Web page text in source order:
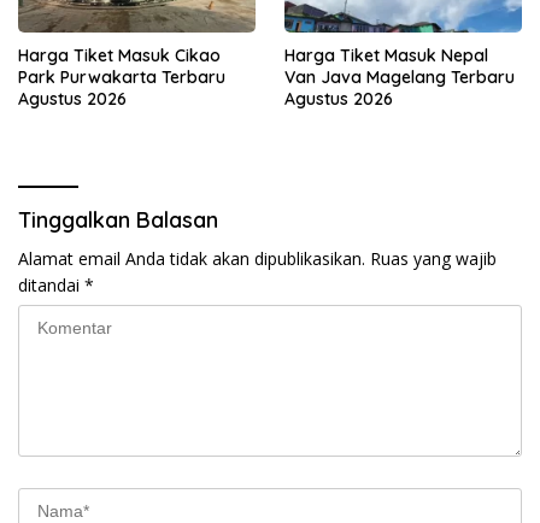
Harga Tiket Masuk Cikao
Park Purwakarta Terbaru
Agustus 2026
Harga Tiket Masuk Nepal
Van Java Magelang Terbaru
Agustus 2026
Tinggalkan Balasan
Alamat email Anda tidak akan dipublikasikan. Ruas yang wajib
ditandai *